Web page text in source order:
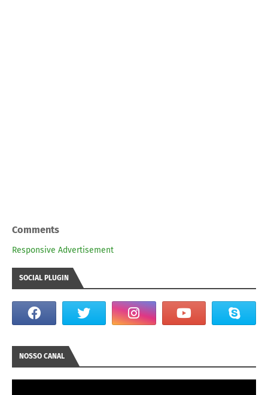
Comments
Responsive Advertisement
SOCIAL PLUGIN
NOSSO CANAL